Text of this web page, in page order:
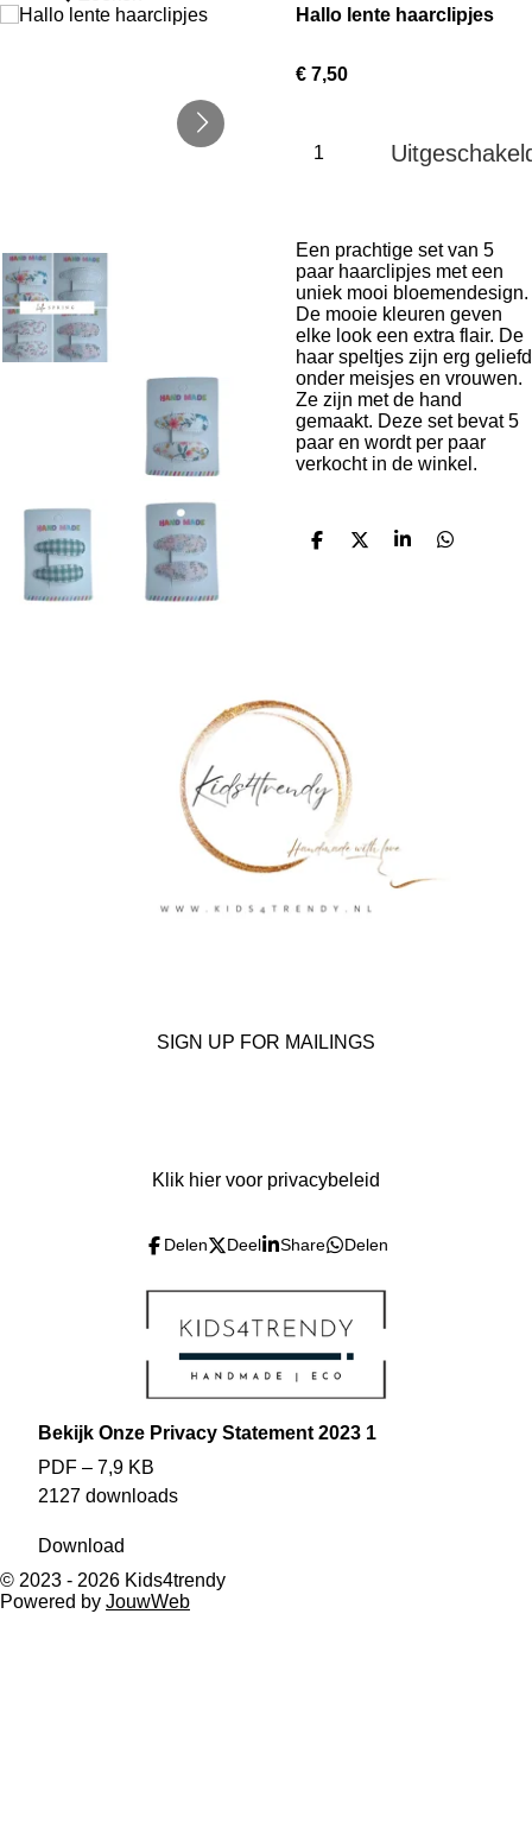
Hallo lente haarclipjes
€ 7,50
Een prachtige set van 5
paar haarclipjes met een
uniek mooi bloemendesign.
De mooie kleuren geven
elke look een extra flair. De
haar speltjes zijn erg geliefd
onder meisjes en vrouwen.
Ze zijn met de hand
gemaakt. Deze set bevat 5
paar en wordt per paar
verkocht in de winkel.
D
D
S
D
SIGN UP FOR MAILINGS
e
o
t
r
Klik hier voor privacybeleid
Delen Deel Share Delen
Bekijk Onze Privacy Statement 2023 1
PDF – 7,9 KB
2127 downloads
Download
© 2023 - 2026 Kids4trendy
Powered by JouwWeb